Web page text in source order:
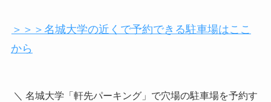
＞＞＞名城大学の近くで予約できる駐車場はここ
から
＼ 名城大学「軒先パーキング」で穴場の駐車場を予約す